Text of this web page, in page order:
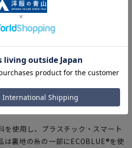
です。
の着心地。
ーツラインをキープ。
を使用し、プラスチック・スマート
は裏地の糸の一部にECOBLUE®を使